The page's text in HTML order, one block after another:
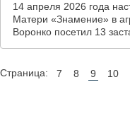
14 апреля 2026 года
Матери «Знамение» в
Воронко посетил 13
Страница: 7 8 9 10